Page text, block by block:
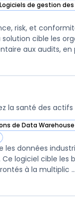
Logiciels de gestion
IBM OpenPages
risk, et
cible les
aux audits, en
la santé des actifs
de Data
Uniformance
données
logiciel cible les
à la multiplic ...